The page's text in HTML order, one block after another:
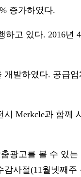
증가하였다.
고 있다. 2016년
개발하였다. 공급
Merkcle과 함께
광고를 볼 수 있는
사절(11월넷째